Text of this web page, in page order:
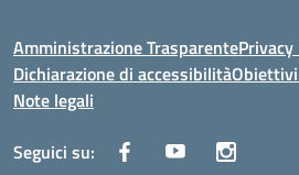
Amministrazione TrasparentePrivacy
Dichiarazione di accessibilità
Note legali
Seguici su: